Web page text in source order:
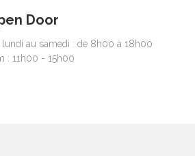
Door
lundi au samedi : de 8h00 à 18h00
: 11h00 - 15h00